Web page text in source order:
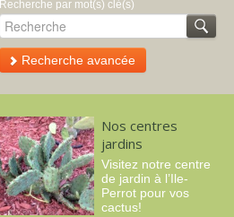
Recherche par mot(s) clé(s)
Recherche avancée
Nos centres
jardins
Visitez notre centre
de jardin à l’Ile-
Perrot pour vos
cactus!